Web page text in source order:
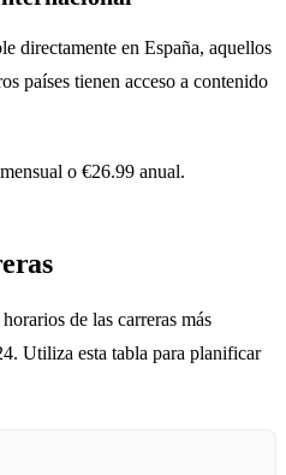
directamente en España, aquellos
países tienen acceso a contenido
o €26.99 anual.
de las carreras más
Utiliza esta tabla para planificar